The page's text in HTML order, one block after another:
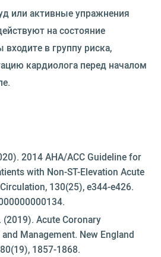
или активные упражнения
на состояние
входите в группу риска,
кардиолога перед началом
2014 AHA/ACC Guideline for
with Non-ST-Elevation Acute
130(25), e344-e426.
(2019). Acute Coronary
Management. New England
1857-1868.